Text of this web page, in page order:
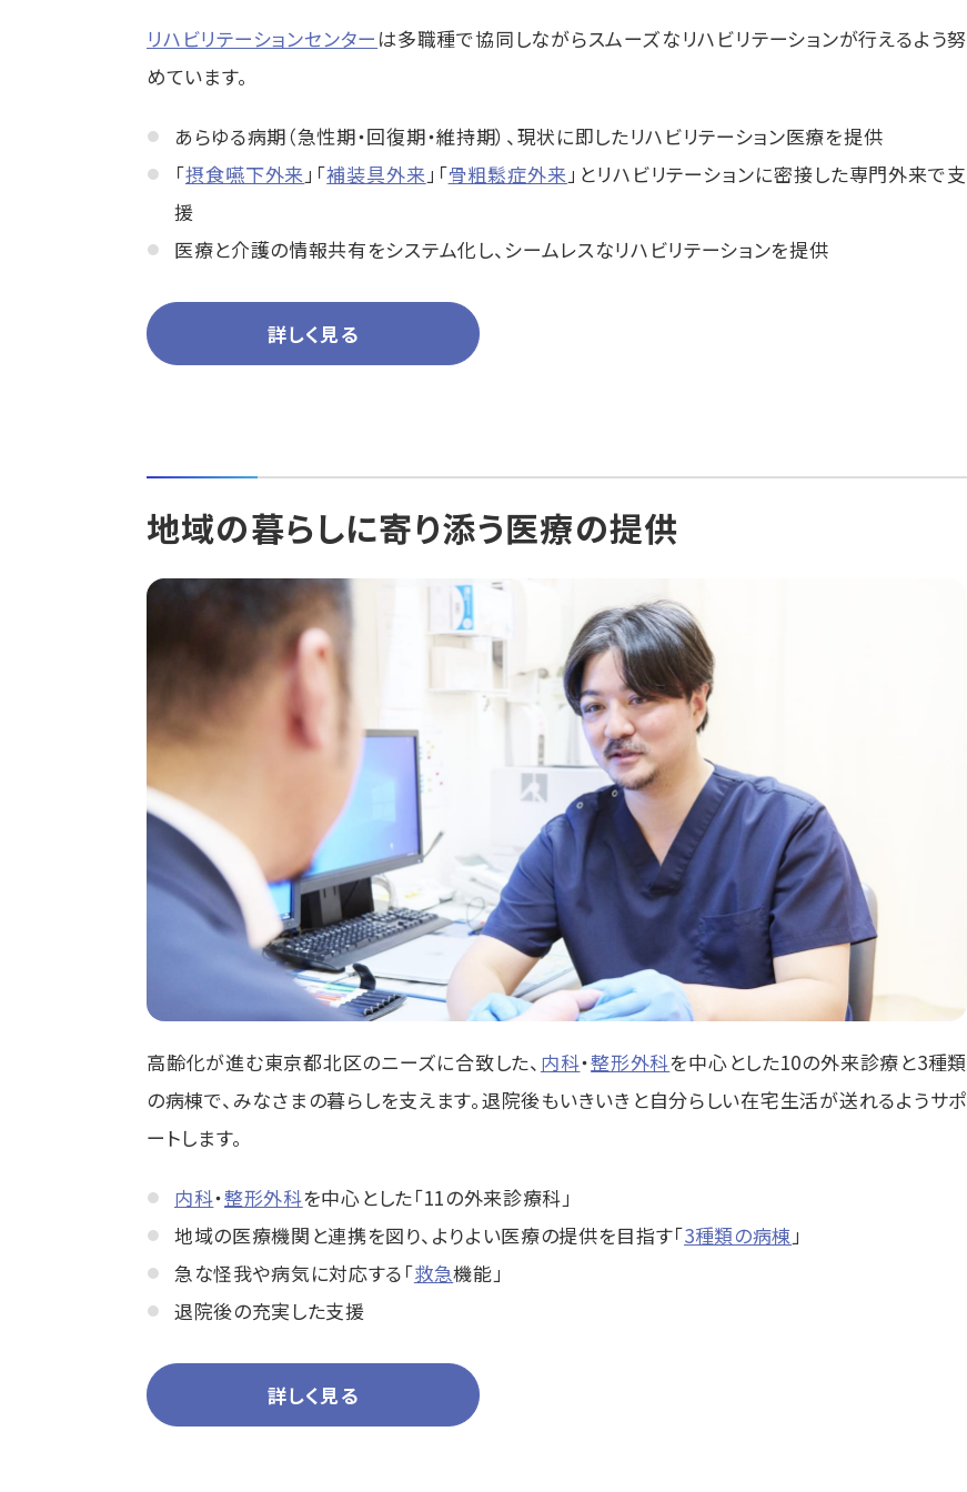
リハビリテーションセンター は多職種で協同しながらスムーズなリハビリテーションが行えるよう努
めています。
あらゆる病期（急性期・回復期・維持期）、現状に即したリハビリテーション医療を提供
「摂食嚥下外来 」「補装具外来 」「骨粗鬆症外来 」とリハビリテーションに密接した専門外来で支
援
医療と介護の情報共有をシステム化し、シームレスなリハビリテーションを提供
詳しく見る
地域の暮らしに寄り添う医療の提供
高齢化が進む東京都北区のニーズに合致した、 内科・整形外科を中心とした10の外来診療と3種類
の病棟で、みなさまの暮らしを支えます。退院後もいきいきと自分らしい在宅生活が送れるようサポ
ートします。
内科・整形外科を中心とした「11の外来診療科」
地域の医療機関と連携を図り、よりよい医療の提供を目指す「3種類の病棟」
急な怪我や病気に対応する「救急機能」
退院後の充実した支援
詳しく見る